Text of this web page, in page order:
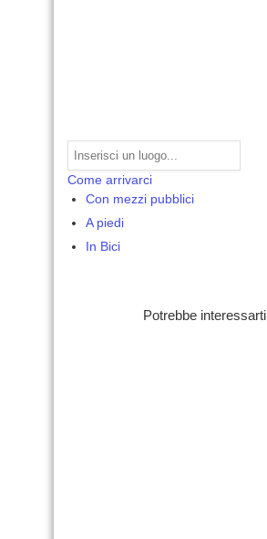
Come arrivarci
Con mezzi pubblici
A piedi
In Bici
Potrebbe interessarti